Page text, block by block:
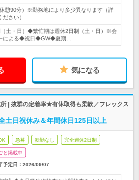
憩90分）※勤務地により多少異なります（詳
さい）
土・日）◆繁忙期は週休2日制（土・日）※会
による◆祝日◆GW◆夏期…
気になる
| 抜群の定着率★有休取得も柔軟／フレックス
土日祝休み＆年間休日125日以上
急募 転勤なし 完全週休2日制
と掲載中
予定日： 2026/09/07